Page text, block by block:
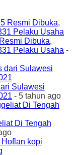
Dibuka,
Pelaku Usaha -
Sulawesi
- 5 tahun ago
Di Tengah